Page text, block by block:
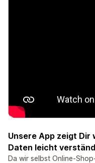
Unsere App zeigt
Daten leicht
Da wir selbst Online-